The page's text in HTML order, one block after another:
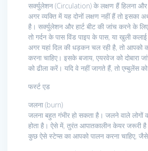
सर्क्युलेशन (Circulation) के लक्षण हैं हिलना
अगर व्यक्ति में यह दोनों लक्षण नहीं हैं तो इसका
है। सर्क्युलेशन और हार्ट बीट की जांच करने के
तो गर्दन के पास विंड पाइप के पास, या खुली
अगर यहां दिल की धड़कन चल रही है, तो आपको
करना चाहिए। इसके बजाय, एयरवेज को दोबारा
को ढीला करें। यदि वे नहीं जागते हैं, तो एम्बुलेंस
फर्स्ट एड
जलना (burn)
जलना बहुत गंभीर हो सकता है। जलने वाले लोगों
होता है। ऐसे में, तुरंत आपातकालीन केयर जरूरी
कुछ ऐसे स्टेप्स का आपको पालन करना चाहिए,